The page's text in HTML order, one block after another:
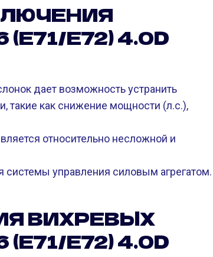
E72) 4.0D
дает возможность устранить
такие как снижение мощности (л.с.),
относительно несложной и
системы управления силовым агрегатом.
ВИХРЕВЫХ
E72) 4.0D